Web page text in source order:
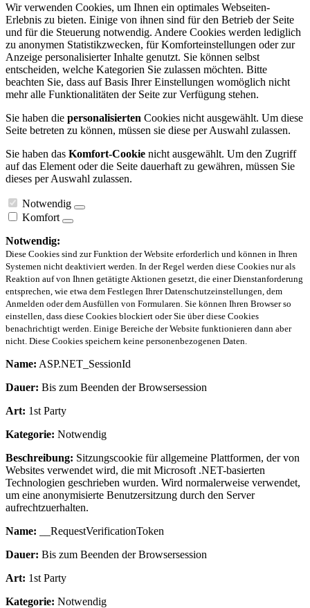
Wir verwenden Cookies, um Ihnen ein optimales Webseiten-
Erlebnis zu bieten. Einige von ihnen sind für den Betrieb der Seite
und für die Steuerung notwendig. Andere Cookies werden lediglich
zu anonymen Statistikzwecken, für Komforteinstellungen oder zur
Anzeige personalisierter Inhalte genutzt. Sie können selbst
entscheiden, welche Kategorien Sie zulassen möchten. Bitte
beachten Sie, dass auf Basis Ihrer Einstellungen womöglich nicht
mehr alle Funktionalitäten der Seite zur Verfügung stehen.
Sie haben die personalisierten Cookies nicht ausgewählt. Um diese
Seite betreten zu können, müssen sie diese per Auswahl zulassen.
Sie haben das Komfort-Cookie nicht ausgewählt. Um den Zugriff
auf das Element oder die Seite dauerhaft zu gewähren, müssen Sie
dieses per Auswahl zulassen.
Notwendig
Komfort
Notwendig:
Diese Cookies sind zur Funktion der Website erforderlich und können in Ihren
Systemen nicht deaktiviert werden. In der Regel werden diese Cookies nur als
Reaktion auf von Ihnen getätigte Aktionen gesetzt, die einer Dienstanforderung
entsprechen, wie etwa dem Festlegen Ihrer Datenschutzeinstellungen, dem
Anmelden oder dem Ausfüllen von Formularen. Sie können Ihren Browser so
einstellen, dass diese Cookies blockiert oder Sie über diese Cookies
benachrichtigt werden. Einige Bereiche der Website funktionieren dann aber
nicht. Diese Cookies speichern keine personenbezogenen Daten.
Name: ASP.NET_SessionId
Dauer: Bis zum Beenden der Browsersession
Art: 1st Party
Kategorie: Notwendig
Beschreibung: Sitzungscookie für allgemeine Plattformen, der von
Websites verwendet wird, die mit Microsoft .NET-basierten
Technologien geschrieben wurden. Wird normalerweise verwendet,
um eine anonymisierte Benutzersitzung durch den Server
aufrechtzuerhalten.
Name: __RequestVerificationToken
Dauer: Bis zum Beenden der Browsersession
Art: 1st Party
Kategorie: Notwendig